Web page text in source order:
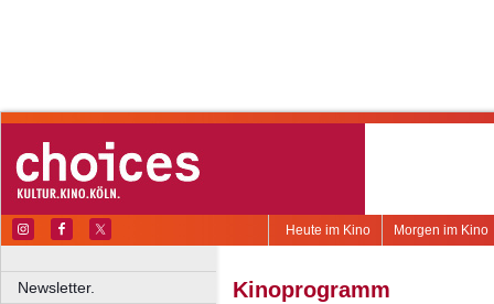
Morgen im Kino
Heute im Kino
Newsletter.
Kinoprogramm